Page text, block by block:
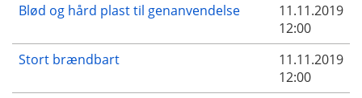
Blød og hård plast til genanvendelse
11.11.2019
12:00
Stort brændbart
11.11.2019
12:00